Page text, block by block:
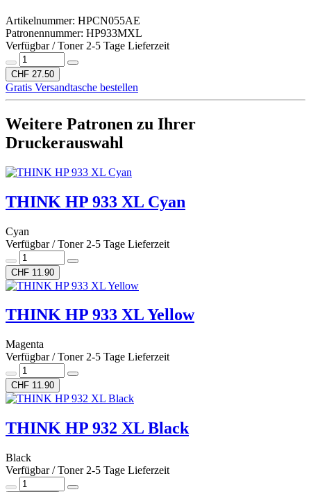
Artikelnummer: HPCN055AE
Patronennummer: HP933MXL
Verfügbar / Toner 2-5 Tage Lieferzeit
CHF 27.50
Gratis Versandtasche bestellen
Weitere Patronen zu Ihrer
Druckerauswahl
THINK HP 933 XL Cyan
Cyan
Verfügbar / Toner 2-5 Tage Lieferzeit
CHF 11.90
THINK HP 933 XL Yellow
Magenta
Verfügbar / Toner 2-5 Tage Lieferzeit
CHF 11.90
THINK HP 932 XL Black
Black
Verfügbar / Toner 2-5 Tage Lieferzeit